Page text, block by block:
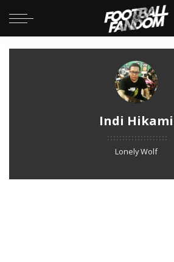
Indi Hikami
Lonely Wolf